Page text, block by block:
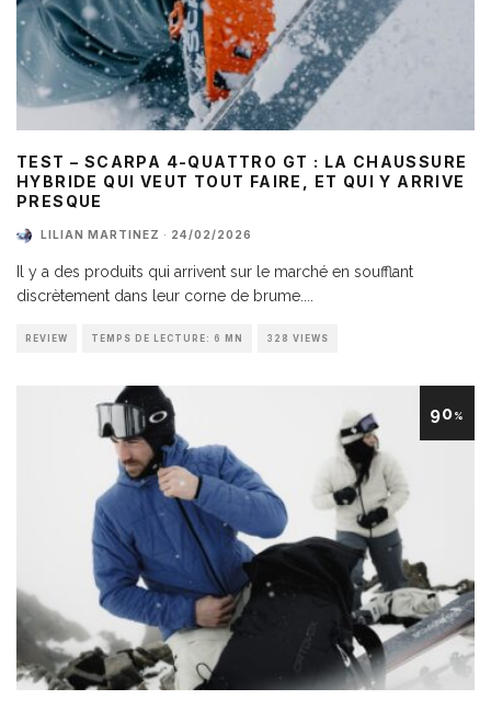
TEST – SCARPA 4-QUATTRO GT : LA CHAUSSURE
HYBRIDE QUI VEUT TOUT FAIRE, ET QUI Y ARRIVE
PRESQUE
LILIAN MARTINEZ · 24/02/2026
Il y a des produits qui arrivent sur le marché en soufflant
discrètement dans leur corne de brume.
REVIEW TEMPS DE LECTURE: 6 MN 328 VIEWS
90%